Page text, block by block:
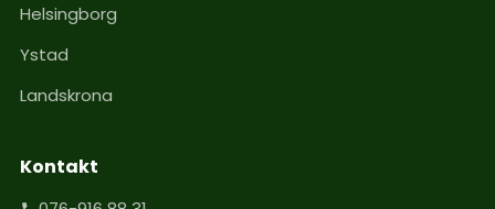
Helsingborg
Ystad
Landskrona
Kontakt